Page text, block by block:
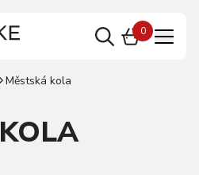
0
Městská kola
KOLA